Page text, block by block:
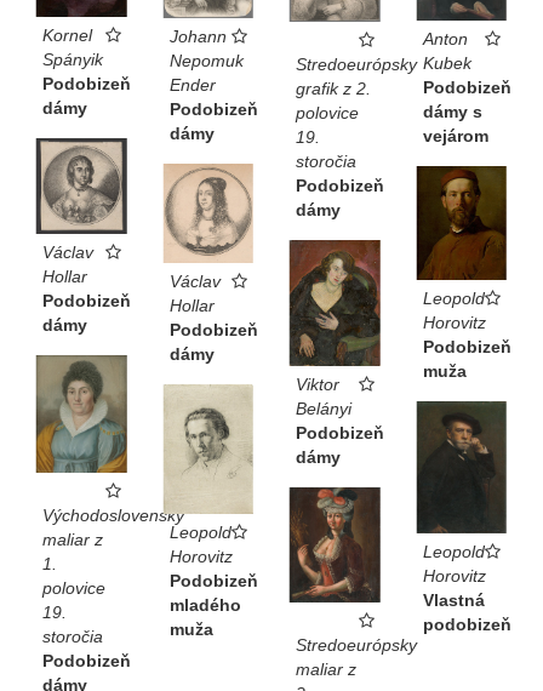
Kornel
Spányik
Podobizeň
dámy
Johann
Nepomuk
Ender
Podobizeň
dámy
Stredoeurópsky
grafik z 2.
polovice
19.
storočia
Podobizeň
dámy
Anton
Kubek
Podobizeň
dámy s
vejárom
Václav
Hollar
Podobizeň
dámy
Václav
Hollar
Podobizeň
dámy
Leopold
Horovitz
Podobizeň
muža
Viktor
Belányi
Podobizeň
dámy
Východoslovenský
maliar z
1.
polovice
19.
storočia
Podobizeň
dámy
Leopold
Horovitz
Podobizeň
mladého
muža
Leopold
Horovitz
Vlastná
podobizeň
Stredoeurópsky
maliar z